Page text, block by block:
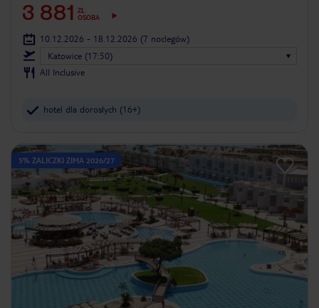
3 881
ZŁ
OSOBA
10.12.2026 - 18.12.2026 (7 noclegów)
Katowice (17:50)
All Inclusive
hotel dla dorosłych (16+)
5% ZALICZKI ZIMA 2026/27